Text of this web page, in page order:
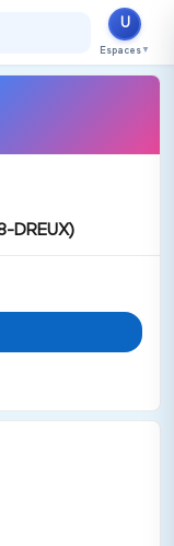
U
Espaces ▼
DREUX)